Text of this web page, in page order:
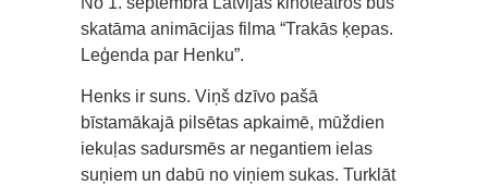
skatāma animācijas filma “Trakās ķepas.
Leģenda par Henku”.
Henks ir suns. Viņš dzīvo pašā
bīstamākajā pilsētas apkaimē, mūždien
iekuļas sadursmēs ar negantiem ielas
suņiem un dabū no viņiem sukas. Turklāt